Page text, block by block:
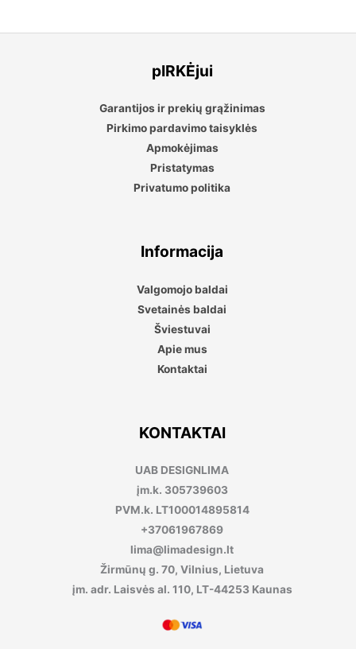
pIRKĖjui
Garantijos ir prekių grąžinimas
Pirkimo pardavimo taisyklės
Apmokėjimas
Pristatymas
Privatumo politika
Informacija
Valgomojo baldai
Svetainės baldai
Šviestuvai
Apie mus
Kontaktai
KONTAKTAI
UAB DESIGNLIMA
įm.k. 305739603
PVM.k. LT100014895814
+37061967869
lima@limadesign.lt
Žirmūnų g. 70, Vilnius, Lietuva
įm. adr. Laisvės al. 110, LT-44253 Kaunas